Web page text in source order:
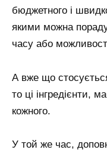
бюджетного і
якими можна
часу або
А вже що
то ці інгредієнти,
кожного.
У той же час,